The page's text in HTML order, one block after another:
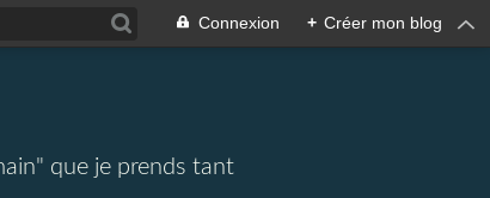
Connexion + Créer mon blog
que je prends tant